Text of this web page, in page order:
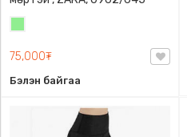
75,000₮
Бэлэн байгаа